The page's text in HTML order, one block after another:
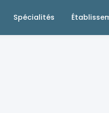
Spécialités